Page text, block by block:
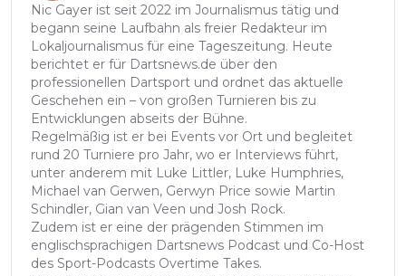
Nic Gayer ist seit 2022 im Journalismus tätig und
begann seine Laufbahn als freier Redakteur im
Lokaljournalismus für eine Tageszeitung. Heute
berichtet er für Dartsnews.de über den
professionellen Dartsport und ordnet das aktuelle
Geschehen ein – von großen Turnieren bis zu
Entwicklungen abseits der Bühne.
Regelmäßig ist er bei Events vor Ort und begleitet
rund 20 Turniere pro Jahr, wo er Interviews führt,
unter anderem mit Luke Littler, Luke Humphries,
Michael van Gerwen, Gerwyn Price sowie Martin
Schindler, Gian van Veen und Josh Rock.
Zudem ist er eine der prägenden Stimmen im
englischsprachigen Dartsnews Podcast und Co-Host
des Sport-Podcasts Overtime Takes.